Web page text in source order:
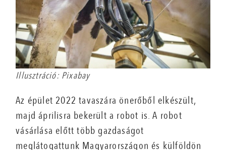
Illusztráció: Pixabay
Az épület 2022 tavaszára önerőből elkészült,
majd áprilisra bekerült a robot is. A robot
vásárlása előtt több gazdaságot
meglátogattunk Magyarországon és külföldön